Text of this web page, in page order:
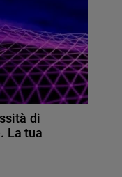
di
La tua